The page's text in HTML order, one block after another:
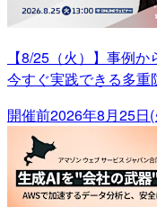
【8/25（火）】事例
今すぐ実践できる多重
開催前2026年8月25日